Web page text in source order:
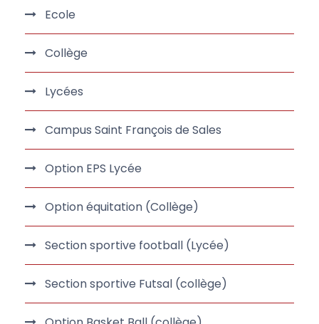
Ecole
Collège
Lycées
Campus Saint François de Sales
Option EPS Lycée
Option équitation (Collège)
Section sportive football (Lycée)
Section sportive Futsal (collège)